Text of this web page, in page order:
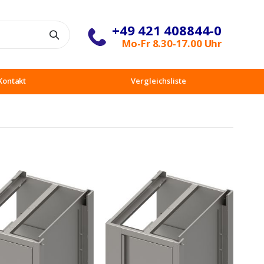
+49 421 408844-0
Mo-Fr 8.30-17.00 Uhr
Vergleichsliste